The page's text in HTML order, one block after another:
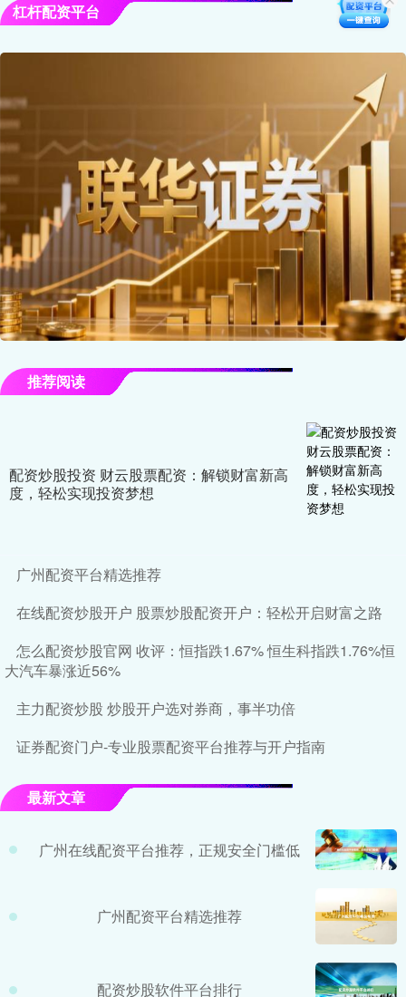
杠杆配资平台
推荐阅读
配资炒股投资 财云股票配资：解锁财富新高
度，轻松实现投资梦想
广州配资平台精选推荐
在线配资炒股开户 股票炒股配资开户：轻松开启财富之路
怎么配资炒股官网 收评：恒指跌1.67% 恒生科指跌1.76%恒
大汽车暴涨近56%
主力配资炒股 炒股开户选对券商，事半功倍
证券配资门户-专业股票配资平台推荐与开户指南
最新文章
广州在线配资平台推荐，正规安全门槛低
广州配资平台精选推荐
配资炒股软件平台排行